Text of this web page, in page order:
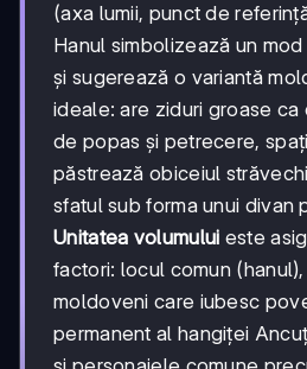
(axa lumii, punct de
Hanul simbolizează un
și sugerează o variantă
ideale: are ziduri groase
de popas și petrecere,
păstrează obiceiul
sfatul sub forma unui divan
Unitatea volumului este
factori: locul comun
moldoveni care iubesc
permanent al hangiței